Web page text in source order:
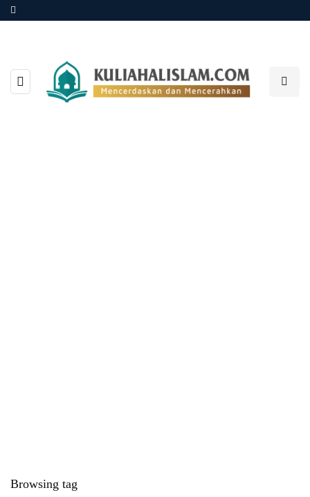
Browsing tag